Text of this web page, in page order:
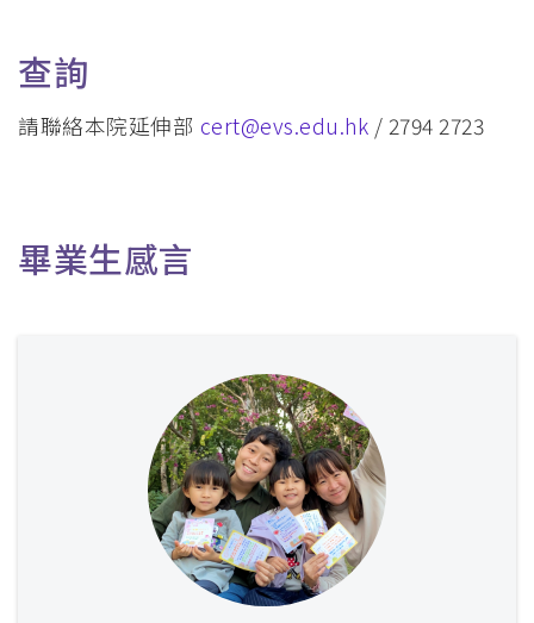
查詢
請聯絡本院延伸部 cert@evs.edu.hk / 2794 2723
畢業生感言